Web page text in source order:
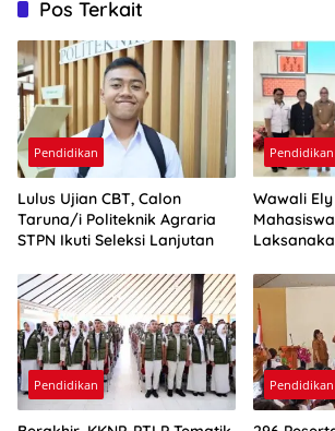
Pos Terkait
Pendidikan
Lulus Ujian CBT, Calon
Taruna/i Politeknik Agraria
STPN Ikuti Seleksi Lanjutan
Pendidikan
Wawali Ely
Pendidikan Pendidikan